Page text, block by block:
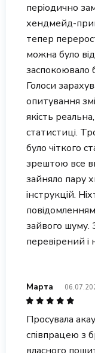
періодично
хендмейд-
тепер
можна було
заспокоювало
Голоси
опитування
якість
статистиці.
було чіткого
зрештою все
зайняло пару
інструкцій.
зайвого шуму.
перевірений і
Марта
Просувала
співпрацею з